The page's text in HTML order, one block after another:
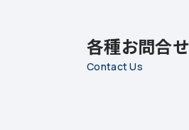
各種お問合せ
Contact Us